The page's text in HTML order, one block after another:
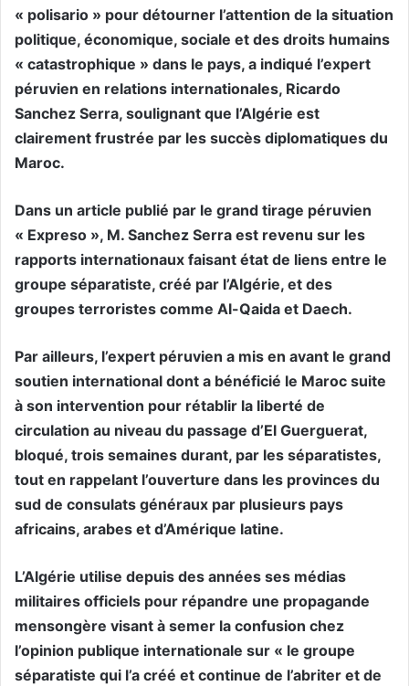
« polisario » pour détourner l’attention de la situation
politique, économique, sociale et des droits humains
« catastrophique » dans le pays, a indiqué l’expert
péruvien en relations internationales, Ricardo
Sanchez Serra, soulignant que l’Algérie est
clairement frustrée par les succès diplomatiques du
Maroc.
Dans un article publié par le grand tirage péruvien
« Expreso », M. Sanchez Serra est revenu sur les
rapports internationaux faisant état de liens entre le
groupe séparatiste, créé par l’Algérie, et des
groupes terroristes comme Al-Qaida et Daech.
Par ailleurs, l’expert péruvien a mis en avant le grand
soutien international dont a bénéficié le Maroc suite
à son intervention pour rétablir la liberté de
circulation au niveau du passage d’El Guerguerat,
bloqué, trois semaines durant, par les séparatistes,
tout en rappelant l’ouverture dans les provinces du
sud de consulats généraux par plusieurs pays
africains, arabes et d’Amérique latine.
L’Algérie utilise depuis des années ses médias
militaires officiels pour répandre une propagande
mensongère visant à semer la confusion chez
l’opinion publique internationale sur « le groupe
séparatiste qui l’a créé et continue de l’abriter et de